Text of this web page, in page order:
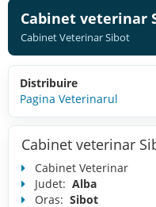
Cabinet veterinar
Cabinet Veterinar Sibot
Distribuire
Pagina Veterinarul
Cabinet veterinar
Cabinet Veterinar
Judet: Alba
Oras: Sibot